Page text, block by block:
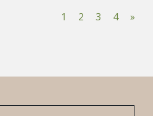
1
2 3 4 »